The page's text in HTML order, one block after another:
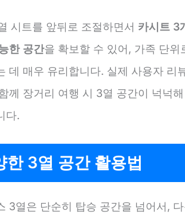
시트를 앞뒤로 조절하면서 카시트 3
한 공간을 확보할 수 있어, 가족 단위
데 매우 유리합니다. 실제 사용자 리
께 장거리 여행 시 3열 공간이 넉넉
다.
한 3열 공간 활용법
3열은 단순히 탑승 공간을 넘어서,